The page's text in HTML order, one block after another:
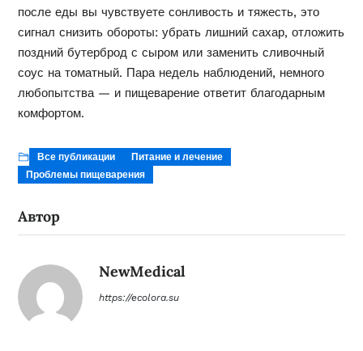
после еды вы чувствуете сонливость и тяжесть, это
сигнал снизить обороты: убрать лишний сахар, отложить
поздний бутерброд с сыром или заменить сливочный
соус на томатный. Пара недель наблюдений, немного
любопытства — и пищеварение ответит благодарным
комфортом.
Все публикации
Питание и лечение
Проблемы пищеварения
Автор
NewMedical
https://ecolora.su